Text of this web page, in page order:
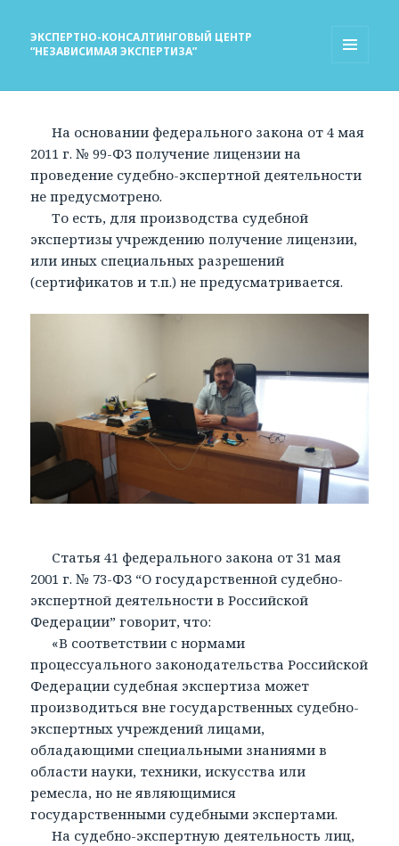
ЭКСПЕРТНО-КОНСАЛТИНГОВЫЙ ЦЕНТР
“НЕЗАВИСИМАЯ ЭКСПЕРТИЗА”
На основании федерального закона от 4 мая
2011 г. № 99-ФЗ получение лицензии на
проведение судебно-экспертной деятельности
не предусмотрено.
То есть, для производства судебной
экспертизы учреждению получение лицензии,
или иных специальных разрешений
(сертификатов и т.п.) не предусматривается.
Статья 41 федерального закона от 31 мая
2001 г. № 73-ФЗ “О государственной судебно-
экспертной деятельности в Российской
Федерации” говорит, что:
«В соответствии с нормами
процессуального законодательства Российской
Федерации судебная экспертиза может
производиться вне государственных судебно-
экспертных учреждений лицами,
обладающими специальными знаниями в
области науки, техники, искусства или
ремесла, но не являющимися
государственными судебными экспертами.
На судебно-экспертную деятельность лиц,